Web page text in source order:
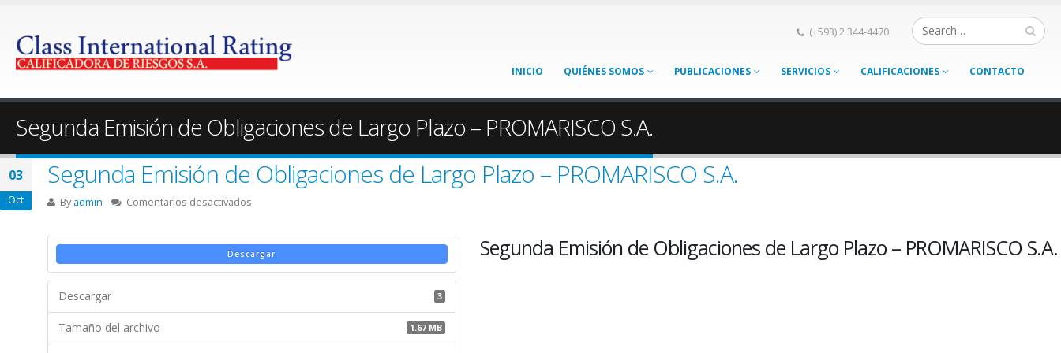
(+593) 2 344-4470
INICIO QUIÉNES SOMOS PUBLICACIONES SERVICIOS CALIFICACIONES CONTACTO
Segunda Emisión de Obligaciones de Largo Plazo – PROMARISCO S.A.
03
Oct
Segunda Emisión de Obligaciones de Largo Plazo – PROMARISCO S.A.
By admin Comentarios desactivados
Emisión
de
Obligaciones
Descargar
Descargar 3
Tamaño del archivo 1.67 MB
Segunda Emisión de Obligaciones de Largo Plazo – PROMARISCO S.A.